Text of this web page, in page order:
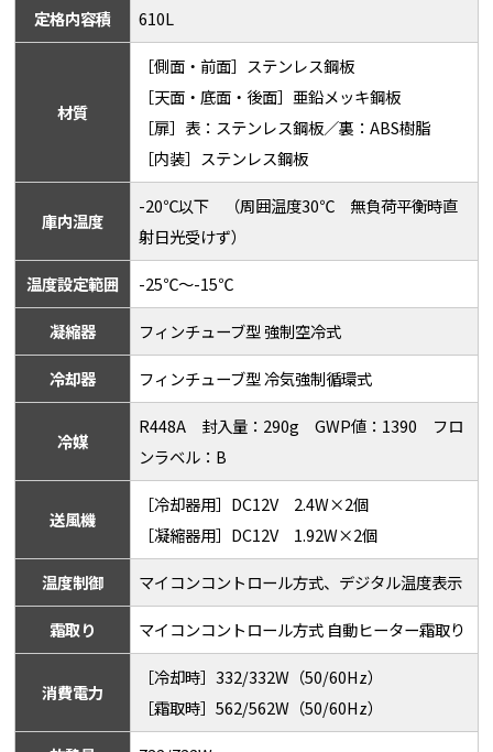
定格内容積 610L
材質
［側面・前面］ステンレス鋼板
［天面・底面・後面］亜鉛メッキ鋼板
［扉］表：ステンレス鋼板／裏：ABS樹脂
［内装］ステンレス鋼板
庫内温度
-20℃以下 （周囲温度30℃ 無負荷平衡時直
射日光受けず）
温度設定範囲 -25℃～-15℃
凝縮器 フィンチューブ型 強制空冷式
冷却器 フィンチューブ型 冷気強制循環式
冷媒
R448A 封入量：290g GWP値：1390 フロ
ンラベル：B
送風機
［冷却器用］DC12V 2.4W×2個
［凝縮器用］DC12V 1.92W×2個
温度制御 マイコンコントロール方式、デジタル温度表示
霜取り マイコンコントロール方式 自動ヒーター霜取り
消費電力
［冷却時］332/332W（50/60Hz）
［霜取時］562/562W（50/60Hz）